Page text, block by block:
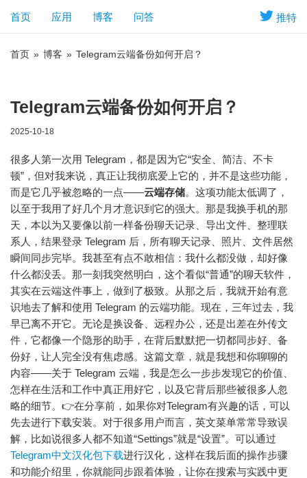
推特
首页 应用 博客 问答
首页 » 博客 » Telegram云端备份如何开启？
Telegram云端备份如何开启？
2025-10-18
很多人第一次用 Telegram，都是因为它“安全、简洁、不卡
顿”，但对我来说，真正让我彻底爱上它的，并不是这些功能，
而是它几乎被忽略的一点——云端存储。这项功能太低调了，
以至于我用了好几个月才意识到它的强大。那是我换手机的那
天，本以为又要像以前一样备份聊天记录、导出文件、整理联
系人，结果登录 Telegram 后，所有聊天记录、照片、文件居然
瞬间同步完毕。我甚至有点不敢相信：我什么都没做，却好像
什么都没丢。那一刻我突然明白，这个看似“普通”的聊天软件，
其实在云端这件事上，做到了极致。从那之后，我就开始有意
识地去了解和使用 Telegram 的云端功能。现在，三年过去，我
早已离不开它。无论是换设备、远程办公，还是出差在外传文
件，它都像一个隐形的助手，在背后默默把一切都同步好、备
份好，让人完全没有焦虑感。这篇文章，就是我想和你聊聊的
内容——关于 Telegram 云端，我是怎么一步步发现它的价值、
怎样在生活和工作中真正用好它，以及它背后那些被很多人忽
略的细节。👉在分享前，如果你对Telegram有兴趣的话，可以
先去进行下载安装。对于很多用户而言，英文菜单常常导致误
解，比如说很多人都不知道“Settings”就是“设置”。可以通过
Telegram中文汉化包下载进行汉化，这样在我后面的操作步骤
和功能介绍里，你就能同步跟着体验，让你在搜索与实践中更